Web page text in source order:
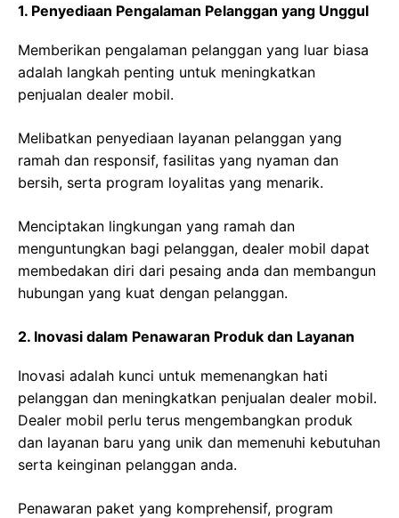
1. Penyediaan Pengalaman Pelanggan yang Unggul
Memberikan pengalaman pelanggan yang luar biasa
adalah langkah penting untuk meningkatkan
penjualan dealer mobil.
Melibatkan penyediaan layanan pelanggan yang
ramah dan responsif, fasilitas yang nyaman dan
bersih, serta program loyalitas yang menarik.
Menciptakan lingkungan yang ramah dan
menguntungkan bagi pelanggan, dealer mobil dapat
membedakan diri dari pesaing anda dan membangun
hubungan yang kuat dengan pelanggan.
2. Inovasi dalam Penawaran Produk dan Layanan
Inovasi adalah kunci untuk memenangkan hati
pelanggan dan meningkatkan penjualan dealer mobil.
Dealer mobil perlu terus mengembangkan produk
dan layanan baru yang unik dan memenuhi kebutuhan
serta keinginan pelanggan anda.
Penawaran paket yang komprehensif, program